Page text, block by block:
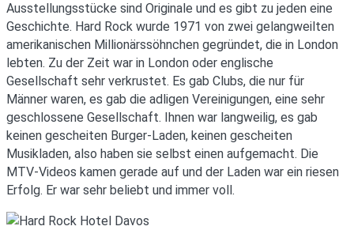
Ausstellungsstücke sind Originale und es gibt zu jeden eine
Geschichte. Hard Rock wurde 1971 von zwei gelangweilten
amerikanischen Millionärssöhnchen gegründet, die in London
lebten. Zu der Zeit war in London oder englische
Gesellschaft sehr verkrustet. Es gab Clubs, die nur für
Männer waren, es gab die adligen Vereinigungen, eine sehr
geschlossene Gesellschaft. Ihnen war langweilig, es gab
keinen gescheiten Burger-Laden, keinen gescheiten
Musikladen, also haben sie selbst einen aufgemacht. Die
MTV-Videos kamen gerade auf und der Laden war ein riesen
Erfolg. Er war sehr beliebt und immer voll.